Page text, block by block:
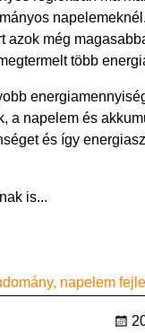
azok még
több
a napelem és
és így
is...
napelem